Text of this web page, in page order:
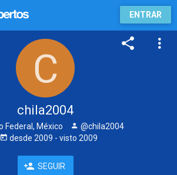
ENTRAR
chila2004
Federal, México
@chila2004
desde 2009 - visto 2009
SEGUIR